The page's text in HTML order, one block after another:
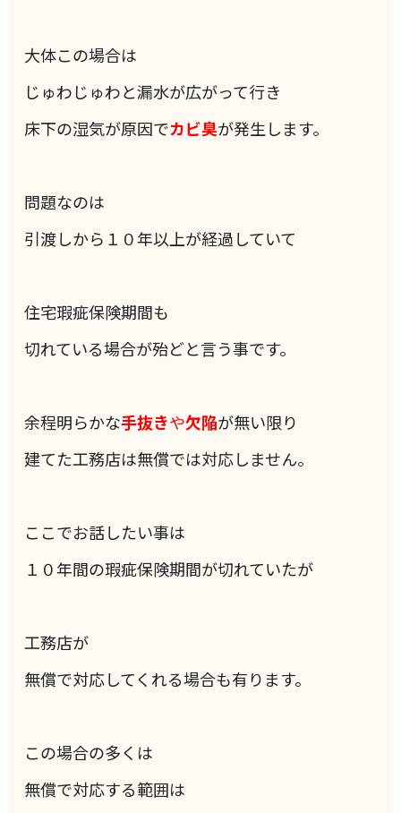
大体この場合は
じゅわじゅわと漏水が広がって行き
床下の湿気が原因でカビ臭が発生します。
問題なのは
引渡しから１０年以上が経過していて
住宅瑕疵保険期間も
切れている場合が殆どと言う事です。
余程明らかな手抜きや欠陥が無い限り
建てた工務店は無償では対応しません。
ここでお話したい事は
１０年間の瑕疵保険期間が切れていたが
工務店が
無償で対応してくれる場合も有ります。
この場合の多くは
無償で対応する範囲は